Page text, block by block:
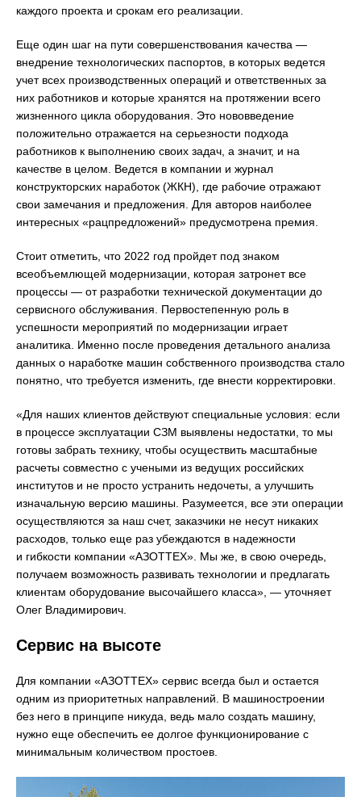
каждого проекта и срокам его реализации.
Еще один шаг на пути совершенствования качества —
внедрение технологических паспортов, в которых ведется
учет всех производственных операций и ответственных за
них работников и которые хранятся на протяжении всего
жизненного цикла оборудования. Это нововведение
положительно отражается на серьезности подхода
работников к выполнению своих задач, а значит, и на
качестве в целом. Ведется в компании и журнал
конструкторских наработок (ЖКН), где рабочие отражают
свои замечания и предложения. Для авторов наиболее
интересных «рацпредложений» предусмотрена премия.
Стоит отметить, что 2022 год пройдет под знаком
всеобъемлющей модернизации, которая затронет все
процессы — от разработки технической документации до
сервисного обслуживания. Первостепенную роль в
успешности мероприятий по модернизации играет
аналитика. Именно после проведения детального анализа
данных о наработке машин собственного производства стало
понятно, что требуется изменить, где внести корректировки.
«Для наших клиентов действуют специальные условия: если
в процессе эксплуатации СЗМ выявлены недостатки, то мы
готовы забрать технику, чтобы осуществить масштабные
расчеты совместно с учеными из ведущих российских
институтов и не просто устранить недочеты, а улучшить
изначальную версию машины. Разумеется, все эти операции
осуществляются за наш счет, заказчики не несут никаких
расходов, только еще раз убеждаются в надежности
и гибкости компании «АЗОТТЕХ». Мы же, в свою очередь,
получаем возможность развивать технологии и предлагать
клиентам оборудование высочайшего класса», — уточняет
Олег Владимирович.
Сервис на высоте
Для компании «АЗОТТЕХ» сервис всегда был и остается
одним из приоритетных направлений. В машиностроении
без него в принципе никуда, ведь мало создать машину,
нужно еще обеспечить ее долгое функционирование с
минимальным количеством простоев.